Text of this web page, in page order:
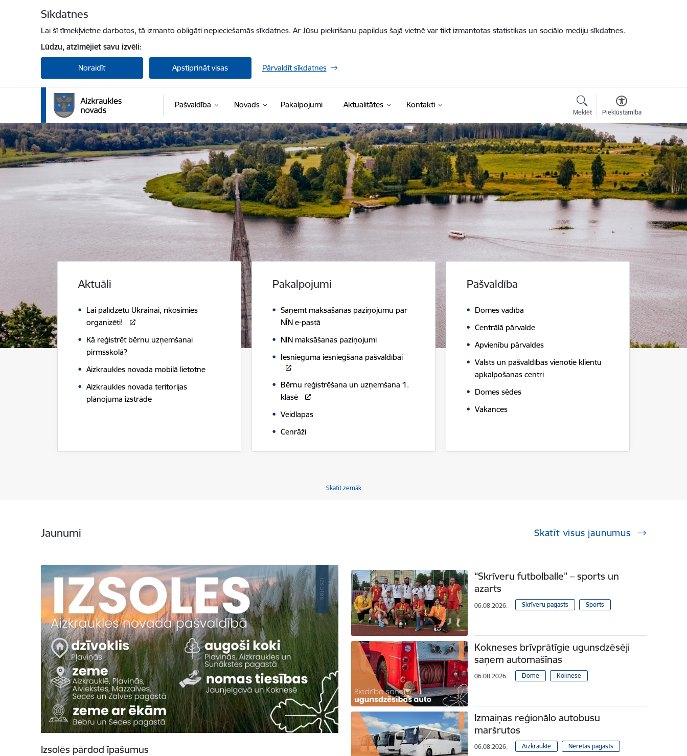
Sīkdatnes
Lai šī tīmekļvietne darbotos, tā izmanto obligāti nepieciešamās sīkdatnes. Ar Jūsu piekrišanu papildus šajā vietnē var tikt izmantotas statistikas un sociālo mediju sīkdatnes.
Lūdzu, atzīmējiet savu izvēli:
Noraidīt Apstiprināt visas Pārvaldīt sīkdatnes
Pašvaldība Novads Pakalpojumi Aktualitātes Kontakti
Meklēt Piekļūstamība
Aizkraukles novada pašvaldība
Aktuāli
Lai palīdzētu Ukrainai, rīkosimies
organizēti!
Kā reģistrēt bērnu uzņemšanai
pirmsskolā?
Aizkraukles novada mobilā lietotne
Aizkraukles novada teritorijas
plānojuma izstrāde
Pakalpojumi
Saņemt maksāšanas paziņojumu par
NĪN e-pastā
NĪN maksāšanas paziņojumi
Iesnieguma iesniegšana pašvaldībai
Bērnu reģistrēšana un uzņemšana 1.
klasē
Veidlapas
Cenrāži
Pašvaldība
Domes vadība
Centrālā pārvalde
Apvienību pārvaldes
Valsts un pašvaldības vienotie klientu
apkalpošanas centri
Domes sēdes
Vakances
Skatīt zemāk
Jaunumi Skatīt visus jaunumus
Izsolēs pārdod īpašumus
“Skrīveru futbolballe” – sports un
azarts
06.08.2026. Skrīveru pagasts Sports
Kokneses brīvprātīgie ugunsdzēsēji
saņem automašīnas
06.08.2026. Dome Koknese
Izmaiņas reģionālo autobusu
maršrutos
06.08.2026. Aizkraukle Neretas pagasts